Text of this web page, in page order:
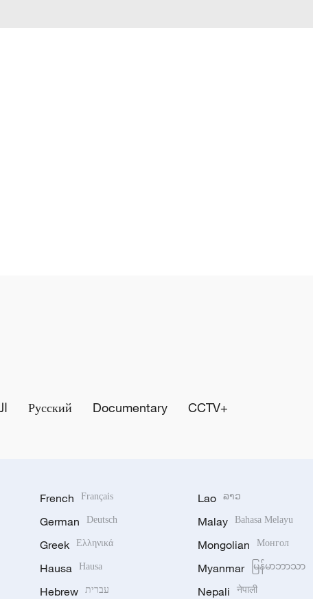
Русский Documentary CCTV+
French Français
German Deutsch
Greek Ελληνικά
Hausa Hausa
Hebrew עברית
Lao ລາວ
Malay Bahasa Melayu
Mongolian Монгол
Myanmar မြန်မာဘာသာ
Nepali नेपाली